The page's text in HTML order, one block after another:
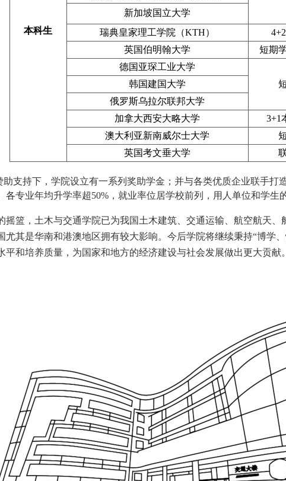
本科生
新加坡国立大学
瑞典皇家理工学院（KTH）
英国伯明翰大学
短期
德国亚琛工业大学
韩国建国大学
俄罗斯乌拉尔联邦大学
加拿大西安大略大学
3+1
澳大利亚新南威尔士大学
英国考文垂大学
支持下，学院设立有一系列奖助学金；并与各类优质企业联手打
各专业年均升学率超50%，就业率位居学校前列，用人单位和学生
摇篮，土木与交通学院已为我国土木建筑、交通运输、航空航天
尤其是华南和港澳地区拥有较大影响。今后学院将继续秉持“博学
平和培养质量，为国家和地方的经济建设与社会发展做出更大贡献。